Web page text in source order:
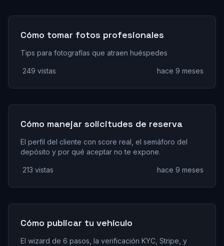
Cómo tomar fotos profesionales
Tips para fotografías que atraen huéspedes
249 vistas hace 9 meses
Cómo manejar solicitudes de reserva
El perfil del cliente con score real, el semáforo del
depósito y por qué aceptar no te expone.
213 vistas hace 9 meses
Cómo publicar tu vehículo
El wizard de 6 pasos, la verificación KYC, Stripe, y